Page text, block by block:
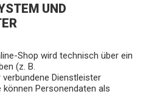
UND
Shop wird technisch über ein
(z. B.
Dienstleister
Personendaten als